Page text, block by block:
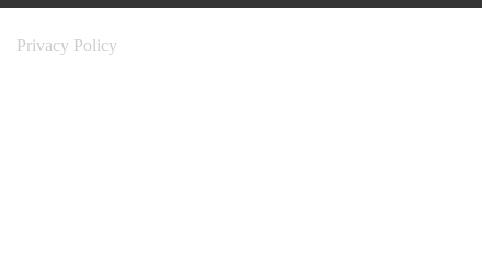
Privacy Policy